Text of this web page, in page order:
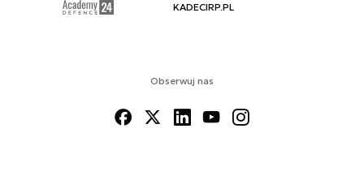
Obserwuj nas
KADECIRP.PL